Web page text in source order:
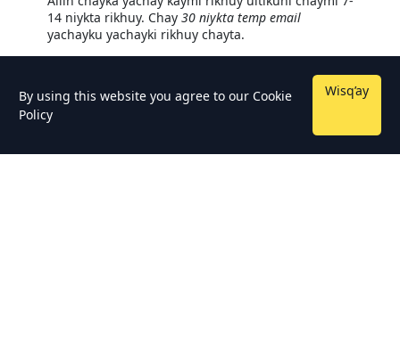
14 niykta rikhuy. Chay 30 niykta temp email
yachayku yachayki rikhuy chayta.
By using this website you agree to our Cookie
Policy
Wisq’ay